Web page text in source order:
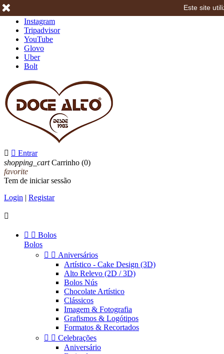
Instagram
Tripadvisor
YouTube
Glovo
Uber
Bolt
  Entrar
shopping_cart Carrinho (0)
favorite
Tem de iniciar sessão
Login | Registar

  Bolos
Bolos
  Aniversários
Artístico - Cake Design (3D)
Alto Relevo (2D / 3D)
Bolos Nús
Chocolate Artístico
Clássicos
Imagem & Fotografia
Grafismos & Logótipos
Formatos & Recortados
  Celebrações
Aniversário
Este site